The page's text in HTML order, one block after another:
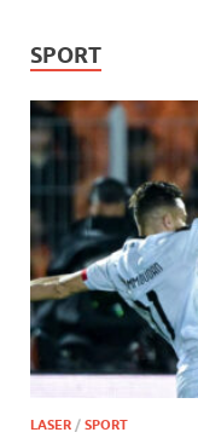
SPORT
LASER / SPORT